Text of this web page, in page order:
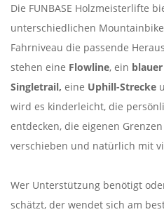
Die FUNBASE Holzmeisterlifte
unterschiedlichen
Fahrniveau die passende
stehen eine Flowline, ein blauer
Singletrail, eine Uphill-Strecke
wird es kinderleicht, die
entdecken, die eigenen
verschieben und natürlich mit
Wer Unterstützung benötigt
schätzt, der wendet sich am